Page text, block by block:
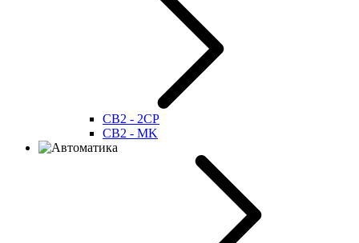
CB2 - 2CP
CB2 - MK